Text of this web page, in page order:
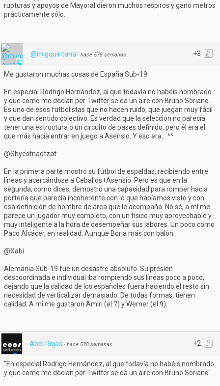
rupturas y apoyos de Mayoral dieron muchos respiros y ganó metros
prácticamente sólo.
+3
@migquintana · hace 578 semanas
Me gustaron muchas cosas de España Sub-19.
En especial Rodrigo Hernández, al que todavía no habéis nombrado
y que como me decían por Twitter se da un aire con Bruno Soriano.
Es uno de esos futbolistas que no hacen ruido, que juegan muy fácil
y que dan sentido colectivo. Es verdad que la selección no parecía
tener una estructura o un circuito de pases definido, pero él era el
que más hacía entrar en juego a Asensio. Y eso era... ^^
@Shyestnadtzat
En la primera parte mostró su fútbol de espaldas, recibiendo entre
líneas y acercándose a Ceballos+Asensio. Pero es que en la
segunda, como dices, demostró una capacidad para romper hacia
portería que parecía incoherente con lo que habíamos visto y con
esa definición de hombre de área que le acompaña. No sé, a mí me
parece un jugador muy completo, con un físico muy aprovechable y
muy inteligente a la hora de desempeñar sus labores. Un poco como
Paco Alcácer, en realidad. Aunque Borja más con balón.
@Xabi
Alemania Sub-19 fue un desastre absoluto. Su presión
descoordinada e individual iba rompiendo sus líneas poco a poco,
dejando que la calidad de los españoles fuera haciendo el resto sin
necesidad de verticalizar demasiado. De todas formas, tienen
calidad. A mí me gustaron Amiri (el 7) y Werner (el 9).
+2
Abel Rojas · hace 578 semanas
"En especial Rodrigo Hernández, al que todavía no habéis nombrado
y que como me decían por Twitter se da un aire con Bruno Soriano"